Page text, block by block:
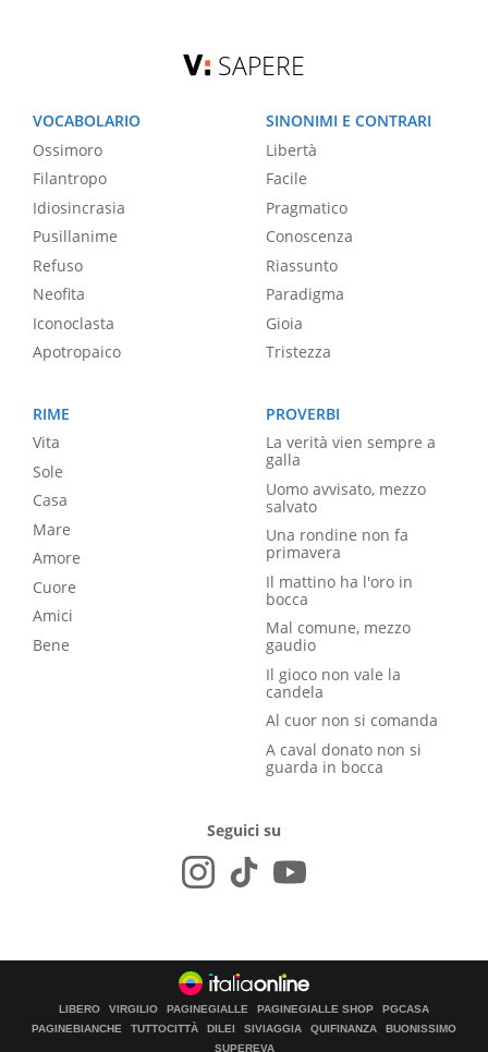
SAPERE
VOCABOLARIO
Ossimoro
Filantropo
Idiosincrasia
Pusillanime
Refuso
Neofita
Iconoclasta
Apotropaico
SINONIMI E CONTRARI
Libertà
Facile
Pragmatico
Conoscenza
Riassunto
Paradigma
Gioia
Tristezza
RIME
Vita
Sole
Casa
Mare
Amore
Cuore
Amici
Bene
PROVERBI
La verità vien sempre a
galla
Uomo avvisato, mezzo
salvato
Una rondine non fa
primavera
Il mattino ha l'oro in
bocca
Mal comune, mezzo
gaudio
Il gioco non vale la
candela
Al cuor non si comanda
A caval donato non si
guarda in bocca
Seguici su
LIBERO VIRGILIO PAGINEGIALLE PAGINEGIALLE SHOP
PGCASA
PAGINEBIANCHE
TUTTOCITTÀ DILEI SIVIAGGIA QUIFINANZA
BUONISSIMO
SUPEREVA